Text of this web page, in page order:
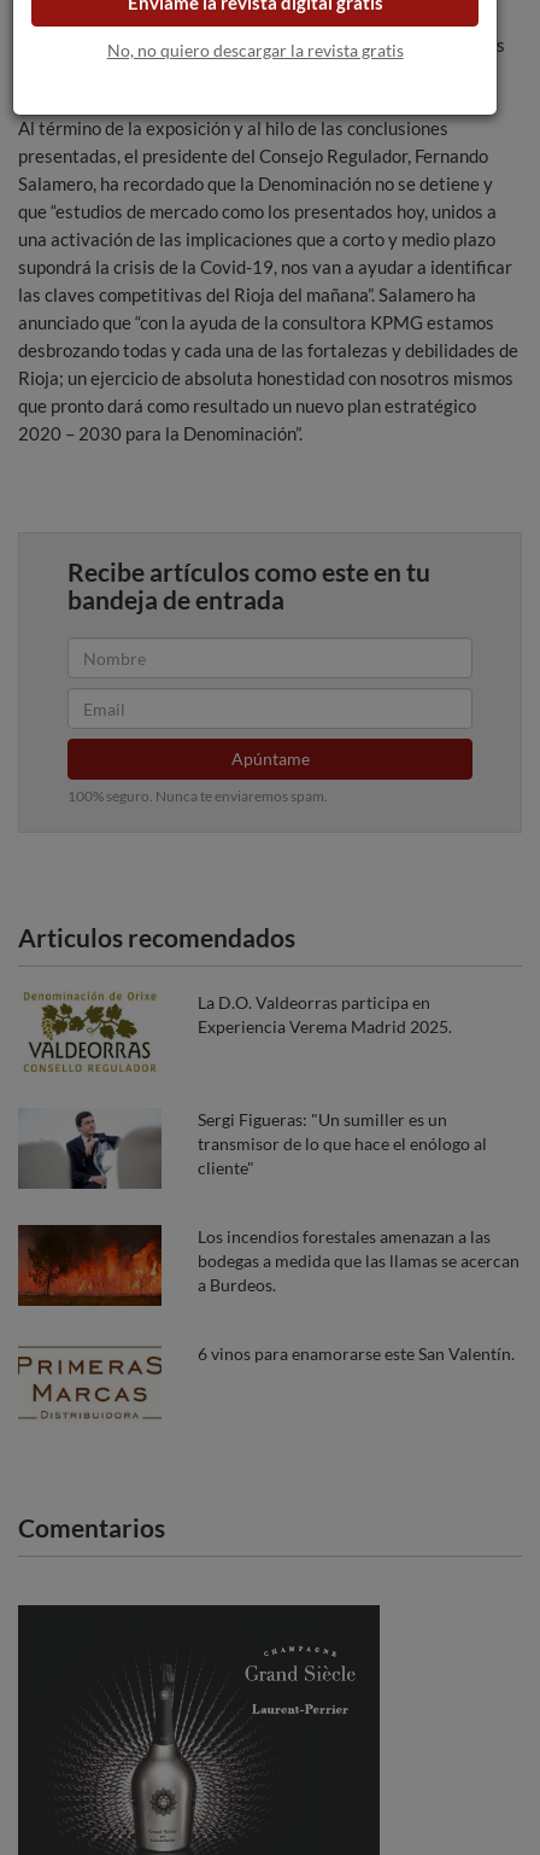
delante, que Rioja debe saber aprovechar para hacerse con
nuevas ocasiones y patrones de consumo y nuevos segmentos
Al término de la exposición y al hilo de las conclusiones
presentadas, el presidente del Consejo Regulador, Fernando
Salamero, ha recordado que la Denominación no se detiene y
que “estudios de mercado como los presentados hoy, unidos a
una activación de las implicaciones que a corto y medio plazo
supondrá la crisis de la Covid-19, nos van a ayudar a identificar
las claves competitivas del Rioja del mañana”. Salamero ha
anunciado que “con la ayuda de la consultora KPMG estamos
desbrozando todas y cada una de las fortalezas y debilidades de
Rioja; un ejercicio de absoluta honestidad con nosotros mismos
que pronto dará como resultado un nuevo plan estratégico
2020 – 2030 para la Denominación”.
Recibe artículos como este en tu
bandeja de entrada
Apúntame
100% seguro. Nunca te enviaremos spam.
Articulos recomendados
La D.O. Valdeorras participa en
Experiencia Verema Madrid 2025.
Sergi Figueras: "Un sumiller es un
transmisor de lo que hace el enólogo al
cliente"
Los incendios forestales amenazan a las
bodegas a medida que las llamas se acercan
a Burdeos.
6 vinos para enamorarse este San Valentín.
Comentarios
No, no quiero descargar la revista gratis